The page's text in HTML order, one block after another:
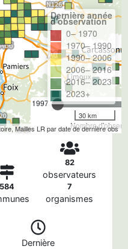
1997
Nombre
Dernière année
d'observation
0– 1970
1970– 1990
1990– 2006
2006– 2016
2016– 2023
2023+
30 km
Mailles LR par date de dernière obs
584
82
observateurs
7
organismes
Dernière